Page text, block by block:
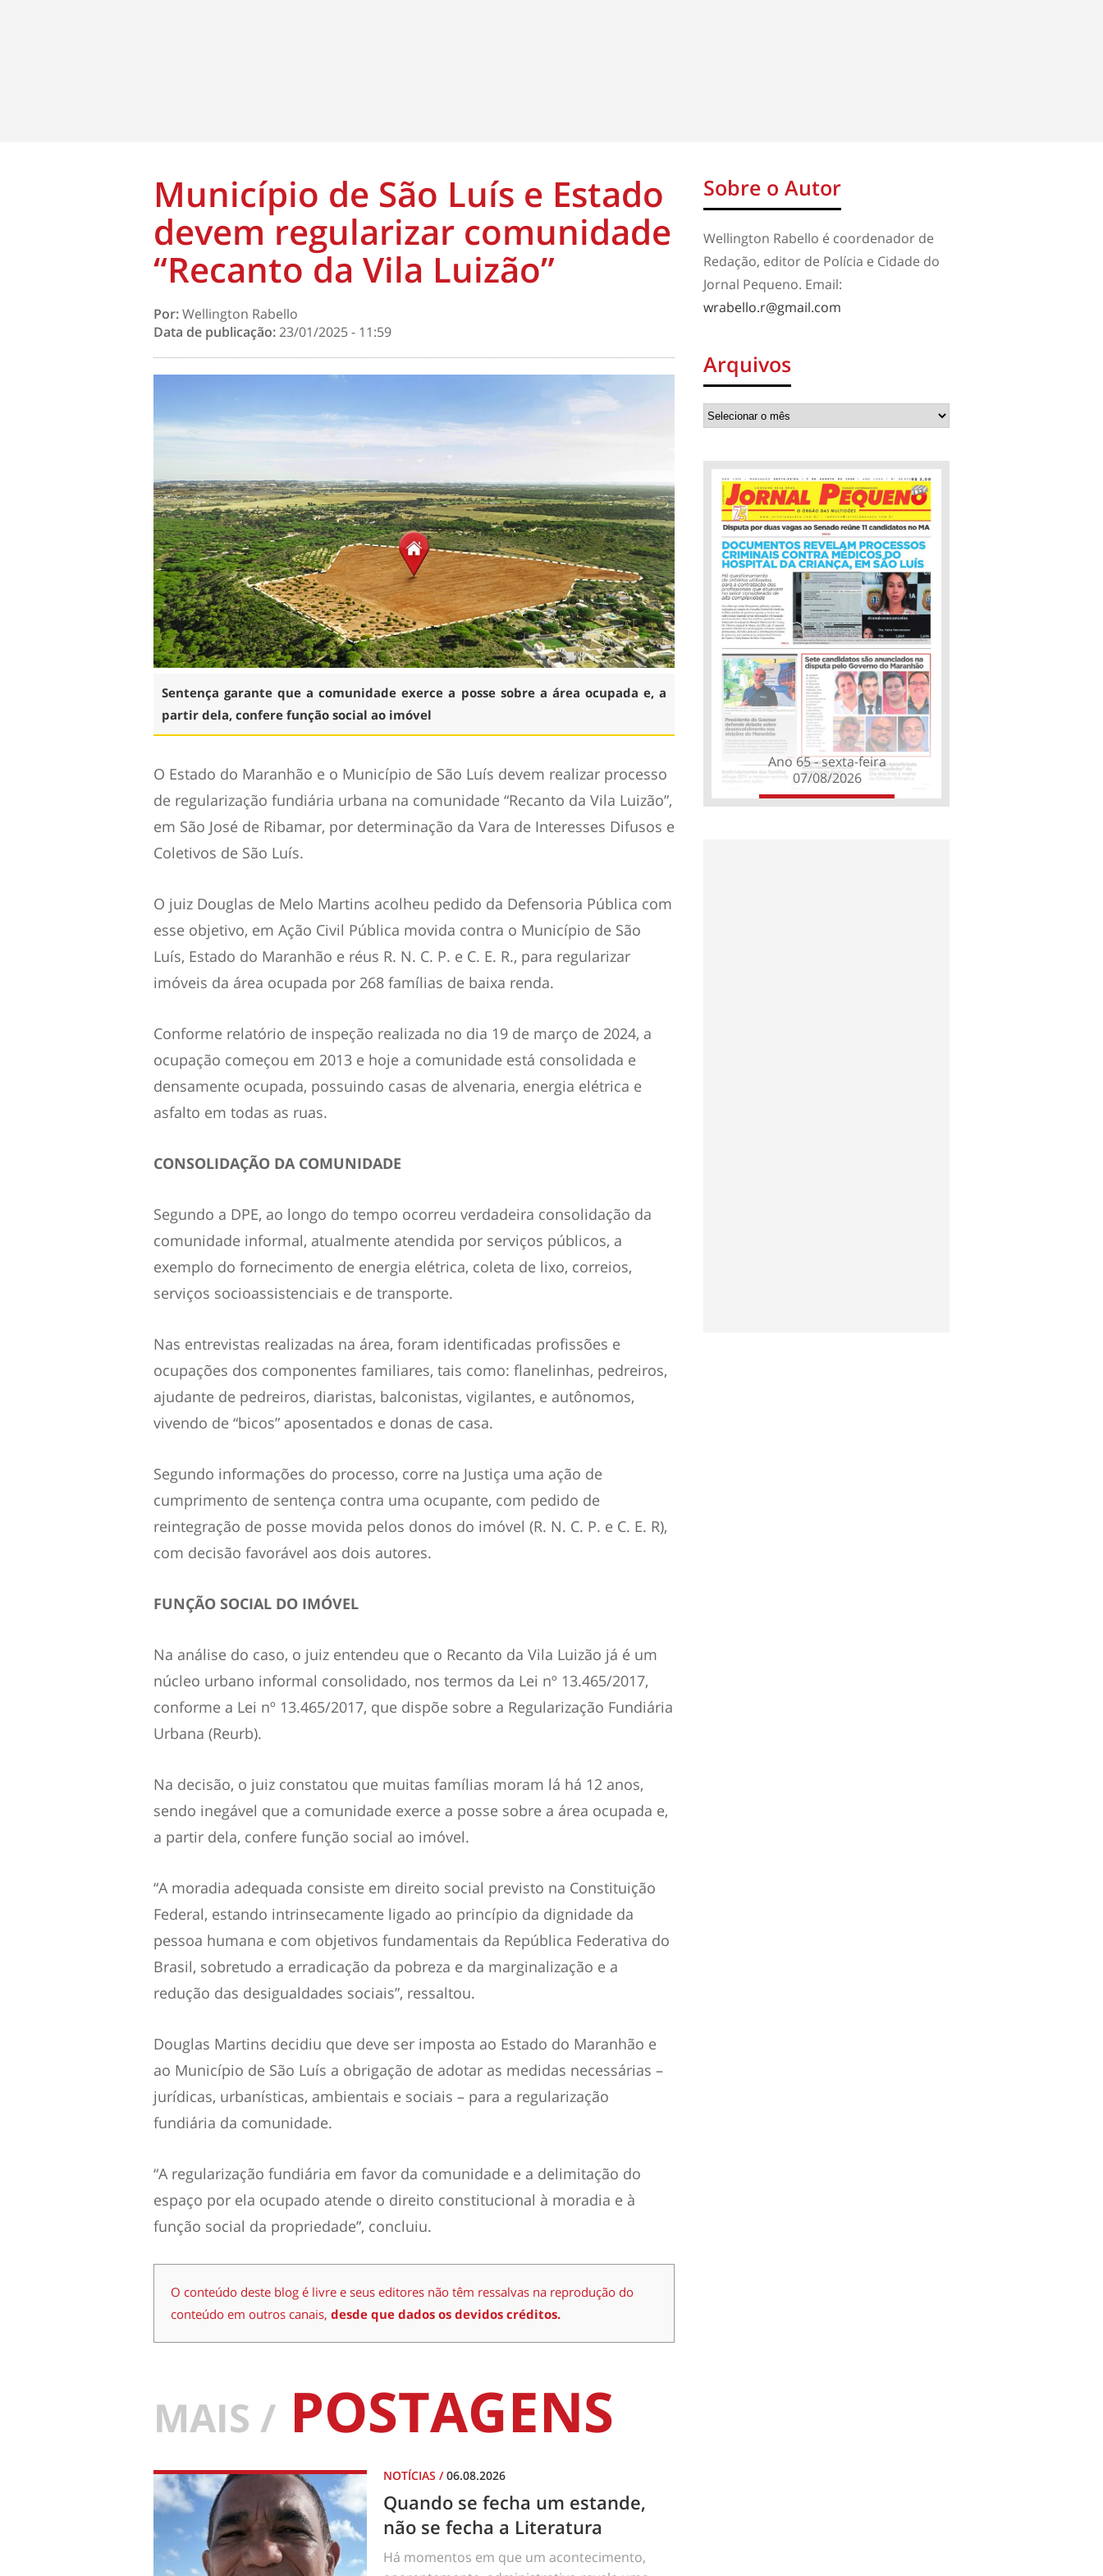
Município de São Luís e Estado
devem regularizar comunidade
“Recanto da Vila Luizão”
Por:Wellington Rabello
Data de publicação:23/01/2025 - 11:59
Sentença garante que a comunidade exerce a posse sobre a área ocupada e, a
partir dela, confere função social ao imóvel
O Estado do Maranhão e o Município de São Luís devem realizar processo
de regularização fundiária urbana na comunidade “Recanto da Vila Luizão”,
em São José de Ribamar, por determinação da Vara de Interesses Difusos e
Coletivos de São Luís.
O juiz Douglas de Melo Martins acolheu pedido da Defensoria Pública com
esse objetivo, em Ação Civil Pública movida contra o Município de São
Luís, Estado do Maranhão e réus R. N. C. P. e C. E. R., para regularizar
imóveis da área ocupada por 268 famílias de baixa renda.
Conforme relatório de inspeção realizada no dia 19 de março de 2024, a
ocupação começou em 2013 e hoje a comunidade está consolidada e
densamente ocupada, possuindo casas de alvenaria, energia elétrica e
asfalto em todas as ruas.
CONSOLIDAÇÃO DA COMUNIDADE
Segundo a DPE, ao longo do tempo ocorreu verdadeira consolidação da
comunidade informal, atualmente atendida por serviços públicos, a
exemplo do fornecimento de energia elétrica, coleta de lixo, correios,
serviços socioassistenciais e de transporte.
Nas entrevistas realizadas na área, foram identificadas profissões e
ocupações dos componentes familiares, tais como: flanelinhas, pedreiros,
ajudante de pedreiros, diaristas, balconistas, vigilantes, e autônomos,
vivendo de “bicos” aposentados e donas de casa.
Segundo informações do processo, corre na Justiça uma ação de
cumprimento de sentença contra uma ocupante, com pedido de
reintegração de posse movida pelos donos do imóvel (R. N. C. P. e C. E. R),
com decisão favorável aos dois autores.
FUNÇÃO SOCIAL DO IMÓVEL
Na análise do caso, o juiz entendeu que o Recanto da Vila Luizão já é um
núcleo urbano informal consolidado, nos termos da Lei nº 13.465/2017,
conforme a Lei nº 13.465/2017, que dispõe sobre a Regularização Fundiária
Urbana (Reurb).
Na decisão, o juiz constatou que muitas famílias moram lá há 12 anos,
sendo inegável que a comunidade exerce a posse sobre a área ocupada e,
a partir dela, confere função social ao imóvel.
“A moradia adequada consiste em direito social previsto na Constituição
Federal, estando intrinsecamente ligado ao princípio da dignidade da
pessoa humana e com objetivos fundamentais da República Federativa do
Brasil, sobretudo a erradicação da pobreza e da marginalização e a
redução das desigualdades sociais”, ressaltou.
Douglas Martins decidiu que deve ser imposta ao Estado do Maranhão e
ao Município de São Luís a obrigação de adotar as medidas necessárias –
jurídicas, urbanísticas, ambientais e sociais – para a regularização
fundiária da comunidade.
“A regularização fundiária em favor da comunidade e a delimitação do
espaço por ela ocupado atende o direito constitucional à moradia e à
função social da propriedade”, concluiu.
O conteúdo deste blog é livre e seus editores não têm ressalvas na reprodução do
conteúdo em outros canais, desde que dados os devidos créditos.
MAIS / POSTAGENS
NOTÍCIAS /06.08.2026
Quando se fecha um estande,
não se fecha a Literatura
Há momentos em que um acontecimento,
Sobre o Autor
Wellington Rabello é coordenador de
Redação, editor de Polícia e Cidade do
Jornal Pequeno. Email:
wrabello.r@gmail.com
Arquivos
Ano 65 - sexta-feira
07/08/2026